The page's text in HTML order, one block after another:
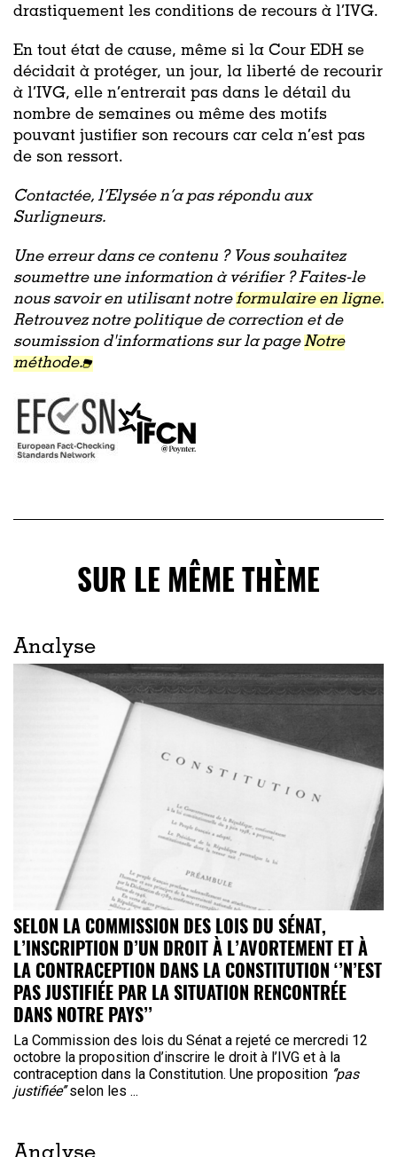
drastiquement les conditions de recours à l’IVG.
En tout état de cause, même si la Cour EDH se
décidait à protéger, un jour, la liberté de recourir
à l’IVG, elle n’entrerait pas dans le détail du
nombre de semaines ou même des motifs
pouvant justifier son recours car cela n’est pas
de son ressort.
Contactée, l’Elysée n’a pas répondu aux
Surligneurs.
Une erreur dans ce contenu ? Vous souhaitez
soumettre une information à vérifier ? Faites-le
nous savoir en utilisant notreformulaire en ligne.
Retrouvez notre politique de correction et de
soumission d'informations sur la pageNotre
méthode.
SUR LE MÊME THÈME
Analyse
SELON LA COMMISSION DES LOIS DU SÉNAT,
L’INSCRIPTION D’UN DROIT À L’AVORTEMENT ET À
LA CONTRACEPTION DANS LA CONSTITUTION ‘’N’EST
PAS JUSTIFIÉE PAR LA SITUATION RENCONTRÉE
DANS NOTRE PAYS’’
La Commission des lois du Sénat a rejeté ce mercredi 12
octobre la proposition d’inscrire le droit à l’IVG et à la
contraception dans la Constitution. Une proposition ‘’pas
justifiée’’selon les ...